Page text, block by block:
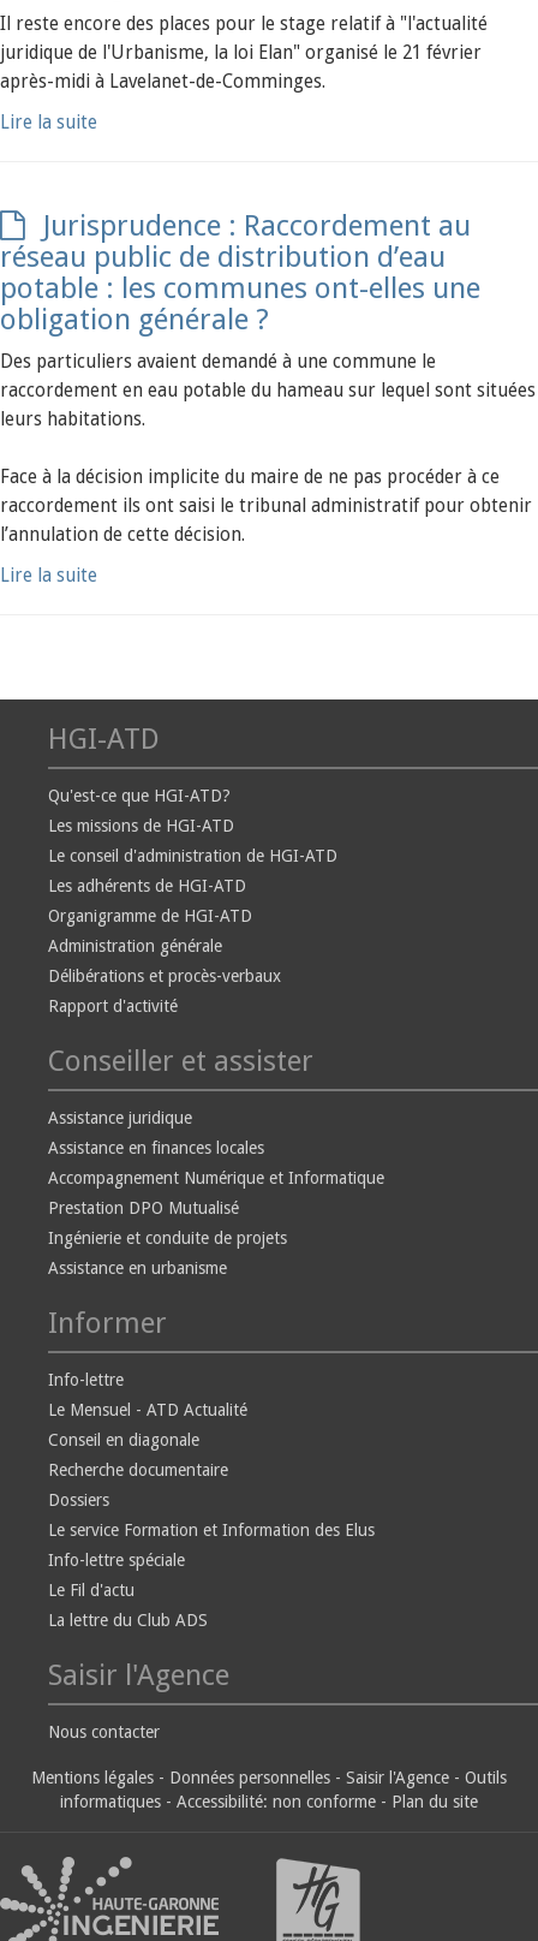
Il reste encore des places pour le stage relatif à "l'actualité
juridique de l'Urbanisme, la loi Elan" organisé le 21 février
après-midi à Lavelanet-de-Comminges.
Lire la suite
Jurisprudence : Raccordement au
réseau public de distribution d’eau
potable : les communes ont-elles une
obligation générale ?
Des particuliers avaient demandé à une commune le
raccordement en eau potable du hameau sur lequel sont situées
leurs habitations.
Face à la décision implicite du maire de ne pas procéder à ce
raccordement ils ont saisi le tribunal administratif pour obtenir
l’annulation de cette décision.
Lire la suite
HGI-ATD
Qu'est-ce que HGI-ATD?
Les missions de HGI-ATD
Le conseil d'administration de HGI-ATD
Les adhérents de HGI-ATD
Organigramme de HGI-ATD
Administration générale
Délibérations et procès-verbaux
Rapport d'activité
Conseiller et assister
Assistance juridique
Assistance en finances locales
Accompagnement Numérique et Informatique
Prestation DPO Mutualisé
Ingénierie et conduite de projets
Assistance en urbanisme
Informer
Info-lettre
Le Mensuel - ATD Actualité
Conseil en diagonale
Recherche documentaire
Dossiers
Le service Formation et Information des Elus
Info-lettre spéciale
Le Fil d'actu
La lettre du Club ADS
Saisir l'Agence
Nous contacter
Mentions légales - Données personnelles - Saisir l'Agence - Outils
informatiques - Accessibilité: non conforme - Plan du site